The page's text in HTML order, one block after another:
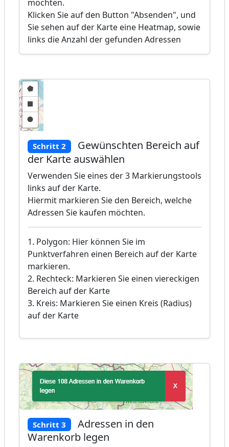
möchten.
Klicken Sie auf den Button "Absenden", und
Sie sehen auf der Karte eine Heatmap, sowie
links die Anzahl der gefunden Adressen
Schritt 2
Gewünschten Bereich auf
der Karte auswählen
Verwenden Sie eines der 3 Markierungstools
links auf der Karte.
Hiermit markieren Sie den Bereich, welche
Adressen Sie kaufen möchten.
1. Polygon: Hier können Sie im
Punktverfahren einen Bereich auf der Karte
markieren.
2. Rechteck: Markieren Sie einen viereckigen
Bereich auf der Karte
3. Kreis: Markieren Sie einen Kreis (Radius)
auf der Karte
Schritt 3
Adressen in den
Warenkorb legen